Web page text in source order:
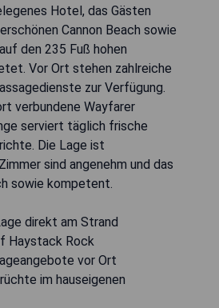
Hotel, das Gästen
Cannon Beach sowie
den 235 Fuß hohen
Vor Ort stehen zahlreiche
zur Verfügung.
verbundene Wayfarer
serviert täglich frische
Die Lage ist
sind angenehm und das
sowie kompetent.
direkt am Strand
Haystack Rock
vor Ort
im hauseigenen